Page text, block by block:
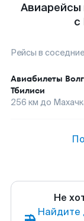
Авиарейсы
с
Рейсы в
Авиабилеты
Тбилиси
256 км до
Не
Найдите